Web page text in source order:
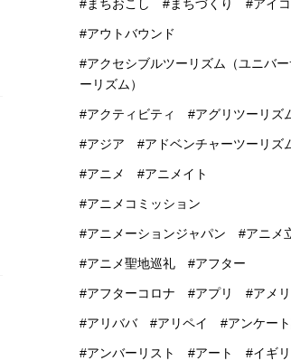
まちおこし まちづくり アイ
アウトバウンド
アクセシブルツーリズム（ユニバ
ーリズム）
アクティビティ アグリツーリズ
アジア アドベンチャーツーリズ
アニメ アニメイト
アニメコミッション
アニメーションジャパン アニメ
アニメ聖地巡礼 アフター
アフターコロナ アプリ アメ
アリババ アリペイ アンケー
アンバーリスト アート イギ